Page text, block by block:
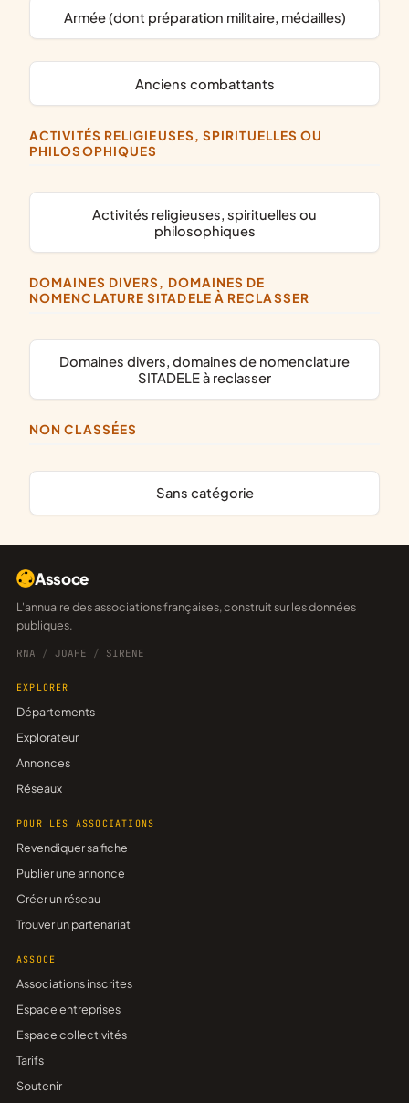
armée (dont préparation militaire, médailles)
anciens combattants
ACTIVITÉS RELIGIEUSES, SPIRITUELLES OU
PHILOSOPHIQUES
activités religieuses, spirituelles ou
philosophiques
DOMAINES DIVERS, DOMAINES DE
NOMENCLATURE SITADELE À RECLASSER
domaines divers, domaines de nomenclature
SITADELE à reclasser
NON CLASSÉES
Sans catégorie
Assoce
L'annuaire des associations françaises, construit sur les données
publiques.
RNA / JOAFE / SIRENE
EXPLORER
Départements
Explorateur
Annonces
Réseaux
POUR LES ASSOCIATIONS
Revendiquer sa fiche
Publier une annonce
Créer un réseau
Trouver un partenariat
ASSOCE
Associations inscrites
Espace entreprises
Espace collectivités
Tarifs
Soutenir